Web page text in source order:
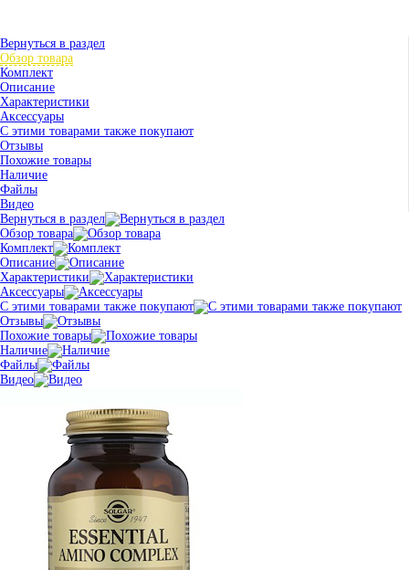
Вернуться в раздел
Обзор товара
Комплект
Описание
Характеристики
Аксессуары
С этими товарами также покупают
Отзывы
Похожие товары
Наличие
Файлы
Видео
Вернуться в раздел
Обзор товара
Комплект
Описание
Характеристики
Аксессуары
С этими товарами также покупают
Отзывы
Похожие товары
Наличие
Файлы
Видео